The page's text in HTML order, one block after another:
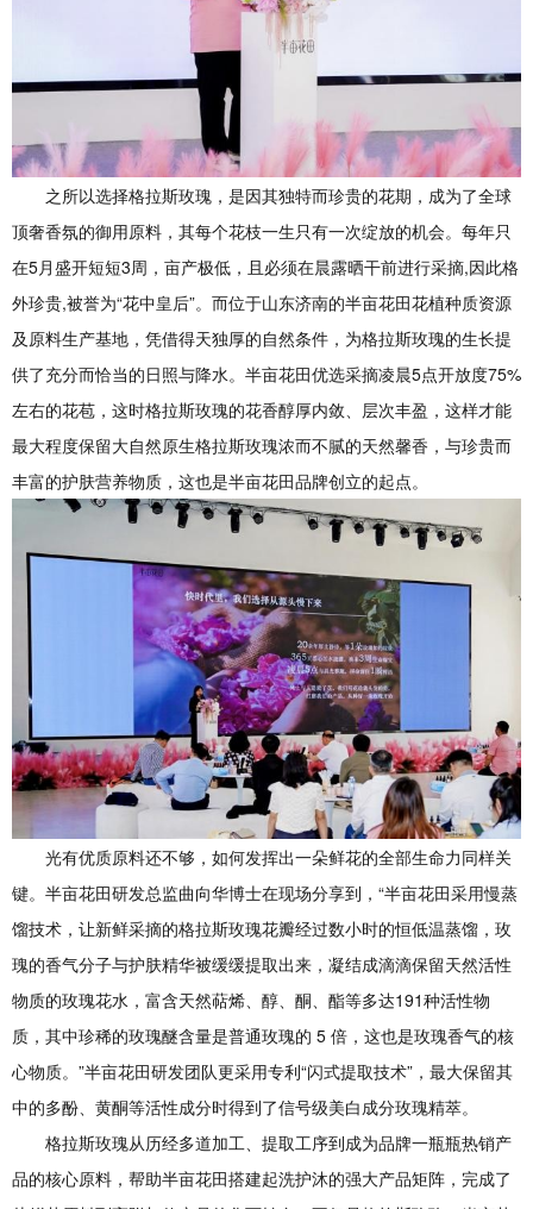
之所以选择格拉斯玫瑰，是因其独特而珍贵的花期，成为了全球
顶奢香氛的御用原料，其每个花枝一生只有一次绽放的机会。每年只
在5月盛开短短3周，亩产极低，且必须在晨露晒干前进行采摘,因此格
外珍贵,被誉为“花中皇后”。而位于山东济南的半亩花田花植种质资源
及原料生产基地，凭借得天独厚的自然条件，为格拉斯玫瑰的生长提
供了充分而恰当的日照与降水。半亩花田优选采摘凌晨5点开放度75%
左右的花苞，这时格拉斯玫瑰的花香醇厚内敛、层次丰盈，这样才能
最大程度保留大自然原生格拉斯玫瑰浓而不腻的天然馨香，与珍贵而
丰富的护肤营养物质，这也是半亩花田品牌创立的起点。
光有优质原料还不够，如何发挥出一朵鲜花的全部生命力同样关
键。半亩花田研发总监曲向华博士在现场分享到，“半亩花田采用慢蒸
馏技术，让新鲜采摘的格拉斯玫瑰花瓣经过数小时的恒低温蒸馏，玫
瑰的香气分子与护肤精华被缓缓提取出来，凝结成滴滴保留天然活性
物质的玫瑰花水，富含天然萜烯、醇、酮、酯等多达191种活性物
质，其中珍稀的玫瑰醚含量是普通玫瑰的 5 倍，这也是玫瑰香气的核
心物质。”半亩花田研发团队更采用专利“闪式提取技术”，最大保留其
中的多酚、黄酮等活性成分时得到了信号级美白成分玫瑰精萃。
格拉斯玫瑰从历经多道加工、提取工序到成为品牌一瓶瓶热销产
品的核心原料，帮助半亩花田搭建起洗护沐的强大产品矩阵，完成了